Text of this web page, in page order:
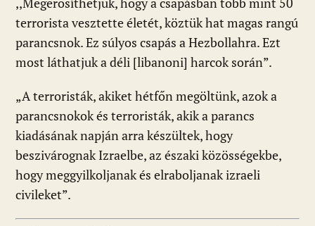
,,Megerősíthetjük, hogy a csapásban több mint 50
terrorista vesztette életét, köztük hat magas rangú
parancsnok. Ez súlyos csapás a Hezbollahra. Ezt
most láthatjuk a déli [libanoni] harcok során”.
„A terroristák, akiket hétfőn megöltünk, azok a
parancsnokok és terroristák, akik a parancs
kiadásának napján arra készültek, hogy
beszivárognak Izraelbe, az északi közösségekbe,
hogy meggyilkoljanak és elraboljanak izraeli
civileket”.